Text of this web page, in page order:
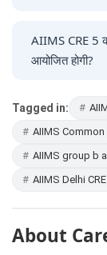
General और
SC/ST/EWS
उम्मीदवारों के
AIIMS CRE 5
आयोजित होगी?
आधिकारिक शेड्यूल
Tagged in:
AIIMS
AIIMS group b
AIIMS Delhi
About